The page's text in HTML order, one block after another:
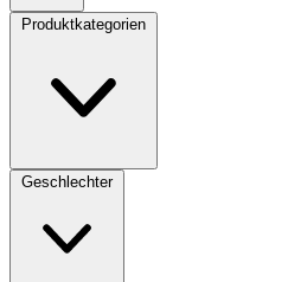
Produktkategorien
Geschlechter